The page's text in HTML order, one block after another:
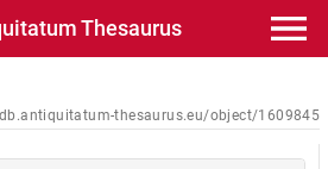
Thesaurus
thesaurus.eu/object/1609845